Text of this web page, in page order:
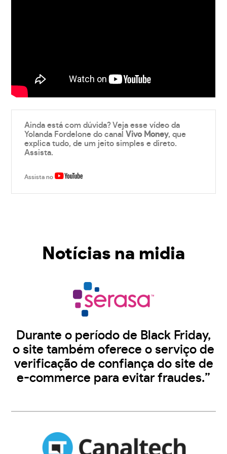
Ainda está com dúvida? Veja esse vídeo da
Yolanda Fordelone do canalVivo Money, que
explica tudo, de um jeito simples e direto.
Assista.
Assista no
Notícias na midia
Durante o período de Black Friday,
o site também oferece o serviço de
verificação de confiança do site de
e-commerce para evitar fraudes.”